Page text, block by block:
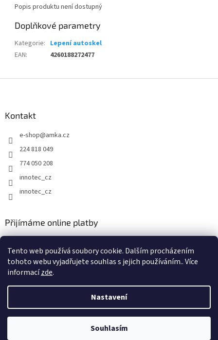
Tento web používá soubory cookie. Dalším procházením
tohoto webu vyjadřujete souhlas s jejich používáním.. Více
informacízde.
Nastavení
Souhlasím
Popis produktu není dostupný
Doplňkové parametry
Kategorie: Lepení autoskel
EAN: 4260188272477
Kontakt
e-shop@amka.cz
224 818 049
774 050 208
innotec_cz
innotec_cz
Přijímáme online platby
Copyright 2026AMKA Trading, spol. s r.o.. Všechna práva
vyhrazena.